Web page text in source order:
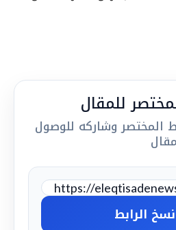
للمقال
المختصر وشاركه للوصول
الرابط